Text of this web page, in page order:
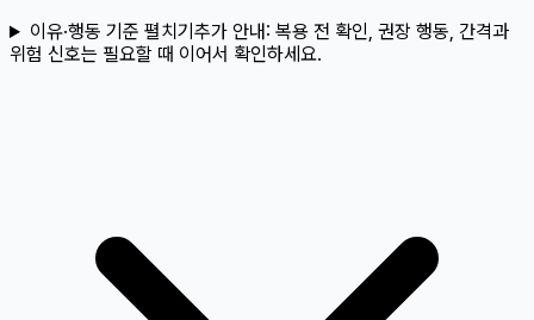
이유·행동 기준 펼치기추가 안내: 복용 전 확인, 권장 행동, 간격과
위험 신호는 필요할 때 이어서 확인하세요.